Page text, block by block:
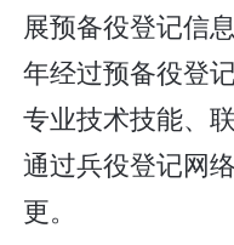
展预备役登记信
年经过预备役登
专业技术技能、
通过兵役登记网
更。